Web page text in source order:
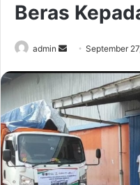
Beras
admin
Send
email
September